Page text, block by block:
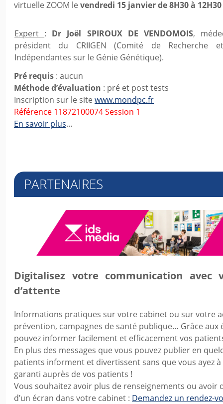
virtuelle ZOOM le vendredi 15 janvier de 8H30 à
Expert : Dr Joël SPIROUX DE VENDOMOIS,
président du CRIIGEN (Comité de Recherche
Indépendantes sur le Génie Génétique).
Pré requis : aucun
Méthode d’évaluation : pré et post tests
Inscription sur le site www.mondpc.fr
Référence 11872100074 Session 1
En savoir plus…
PARTENAIRES
Digitalisez votre communication avec
d’attente
Informations pratiques sur votre cabinet ou sur votre
prévention, campagnes de santé publique… Grâce aux
pouvez informer facilement et efficacement vos
En plus des messages que vous pouvez publier en
patients informent et divertissent sans que vous ayez
garanti auprès de vos patients !
Vous souhaitez avoir plus de renseignements ou avoir
d’un écran dans votre cabinet : Demandez un rendez-